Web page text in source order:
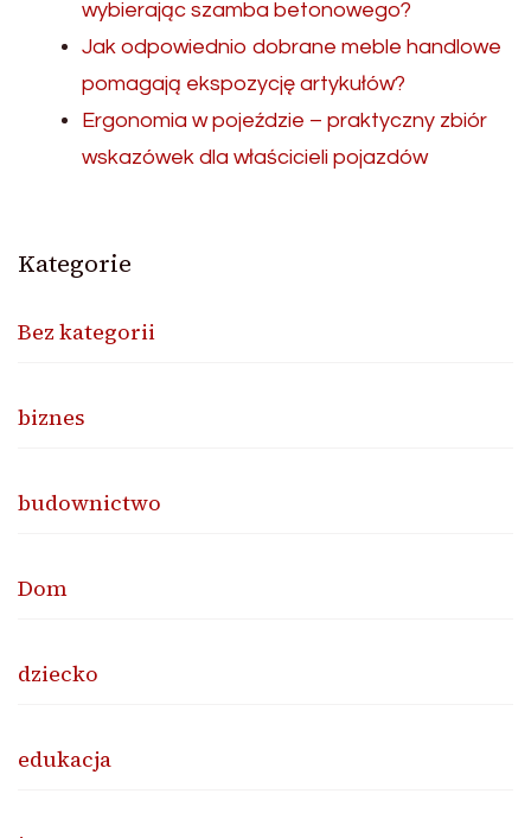
wybierając szamba betonowego?
Jak odpowiednio dobrane meble handlowe
pomagają ekspozycję artykułów?
Ergonomia w pojeździe – praktyczny zbiór
wskazówek dla właścicieli pojazdów
Kategorie
Bez kategorii
biznes
budownictwo
Dom
dziecko
edukacja